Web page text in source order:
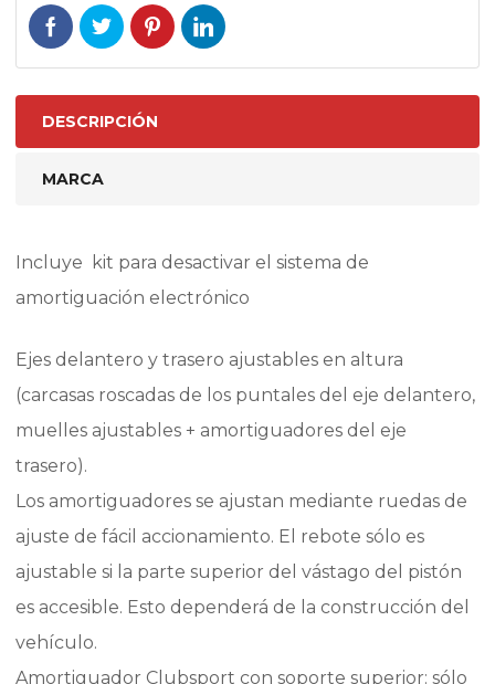
DESCRIPCIÓN
MARCA
Incluye kit para desactivar el sistema de
amortiguación electrónico
Ejes delantero y trasero ajustables en altura
(carcasas roscadas de los puntales del eje delantero,
muelles ajustables + amortiguadores del eje
trasero).
Los amortiguadores se ajustan mediante ruedas de
ajuste de fácil accionamiento. El rebote sólo es
ajustable si la parte superior del vástago del pistón
es accesible. Esto dependerá de la construcción del
vehículo.
Amortiguador Clubsport con soporte superior: sólo